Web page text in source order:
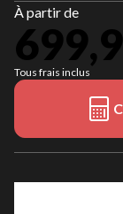
À partir de
Tous frais inclus